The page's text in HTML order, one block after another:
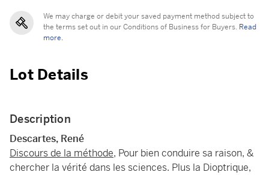
We may charge or debit your saved payment method subject to
the terms set out in our Conditions of Business for Buyers. Read
more.
Lot Details
Description
Descartes, René
Discours de la méthode, Pour bien conduire sa raison, &
chercher la vérité dans les sciences. Plus la Dioptrique,